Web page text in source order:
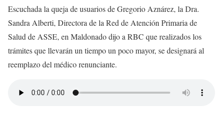
Escuchada la queja de usuarios de Gregorio Aznárez, la Dra.
Sandra Alberti, Directora de la Red de Atención Primaria de
Salud de ASSE, en Maldonado dijo a RBC que realizados los
trámites que llevarán un tiempo un poco mayor, se designará al
reemplazo del médico renunciante.